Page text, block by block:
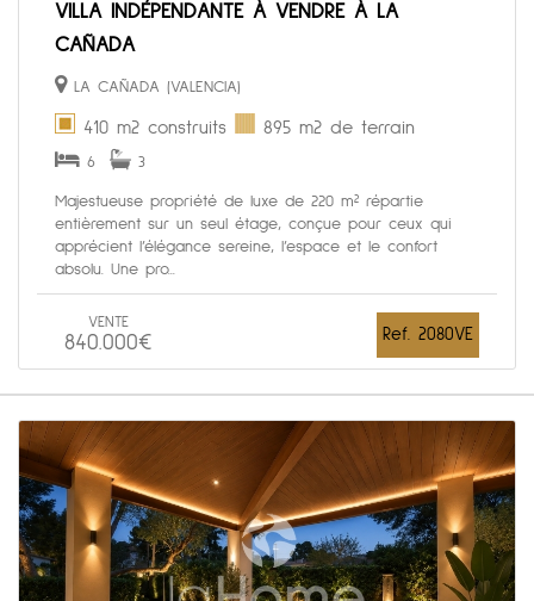
VILLA INDÉPENDANTE À VENDRE À LA
CAÑADA
LA CAÑADA (VALENCIA)
410 m2 construits 895 m2 de terrain
6 3
Majestueuse propriété de luxe de 220 m² répartie
entièrement sur un seul étage, conçue pour ceux qui
apprécient l’élégance sereine, l’espace et le confort
absolu. Une pro...
VENTE
840.000€ Ref. 2080VE